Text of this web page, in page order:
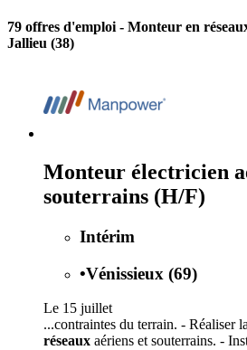
79 offres d'emploi - Monteur en
Jallieu (38)
Monteur électricien
souterrains (H/F)
Intérim
•Vénissieux (69)
Le 15 juillet
...contraintes du terrain. - Réaliser
réseaux aériens et souterrains. -